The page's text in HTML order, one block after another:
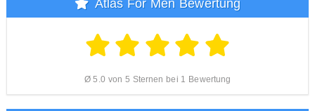
Atlas For Men Bewertung
Ø 5.0 von 5 Sternen bei 1 Bewertung